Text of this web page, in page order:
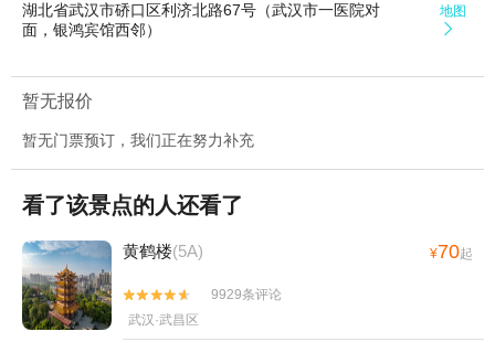
湖北省武汉市硚口区利济北路67号（武汉市一医院对
面，银鸿宾馆西邻）
地图

暂无报价
暂无门票预订，我们正在努力补充
看了该景点的人还看了
黄鹤楼(5A) ¥70起


9929条评论
武汉·武昌区